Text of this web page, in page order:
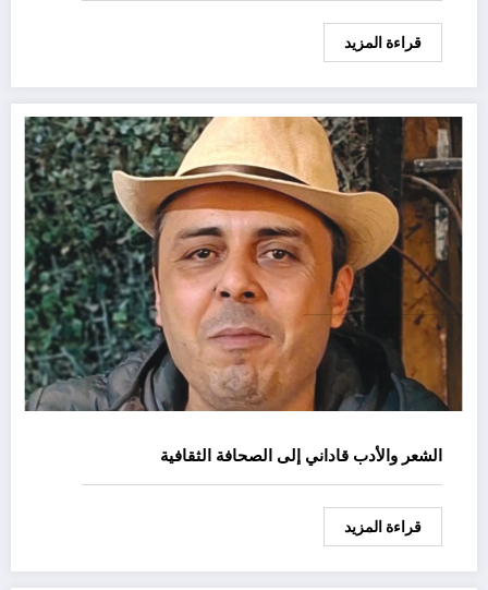
قراءة المزيد
الشعر والأدب قاداني إلى الصحافة الثقافية
قراءة المزيد